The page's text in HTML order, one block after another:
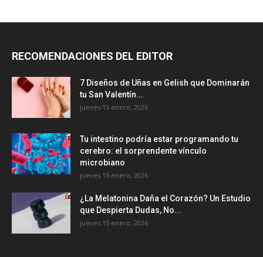
RECOMENDACIONES DEL EDITOR
7 Diseños de Uñas en Gelish que Dominarán
tu San Valentín...
jueves 15 enero, 2026
Tu intestino podría estar programando tu
cerebro: el sorprendente vínculo
microbiano
jueves 15 enero, 2026
¿La Melatonina Daña el Corazón? Un Estudio
que Despierta Dudas, No...
jueves 15 enero, 2026